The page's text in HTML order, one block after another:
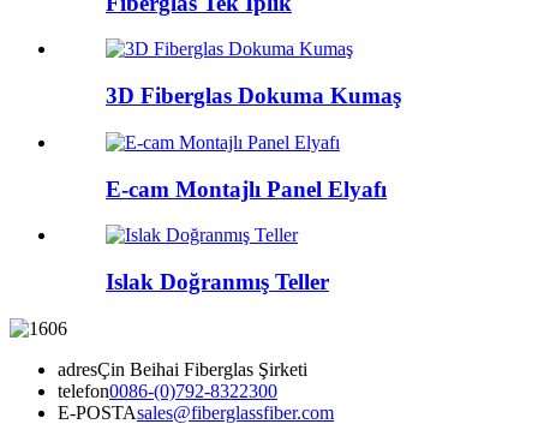
3D Fiberglas Dokuma Kumaş
E-cam Montajlı Panel Elyafı
Islak Doğranmış Teller
adresÇin Beihai Fiberglas Şirketi
telefon0086-(0)792-8322300
E-POSTAsales@fiberglassfiber.com